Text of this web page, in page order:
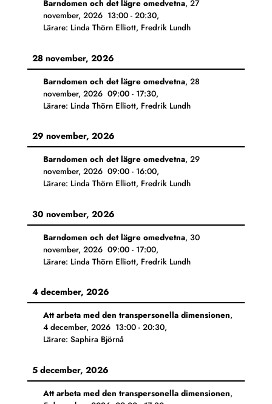
Barndomen och det lägre omedvetna, 27
november, 2026 13:00- 20:30,
Lärare: Linda Thörn Elliott, Fredrik Lundh
28 november, 2026
Barndomen och det lägre omedvetna, 28
november, 2026 09:00- 17:30,
Lärare: Linda Thörn Elliott, Fredrik Lundh
29 november, 2026
Barndomen och det lägre omedvetna, 29
november, 2026 09:00- 16:00,
Lärare: Linda Thörn Elliott, Fredrik Lundh
30 november, 2026
Barndomen och det lägre omedvetna, 30
november, 2026 09:00- 17:00,
Lärare: Linda Thörn Elliott, Fredrik Lundh
4 december, 2026
Att arbeta med den transpersonella dimensionen,
4 december, 2026 13:00- 20:30,
Lärare: Saphira Björnå
5 december, 2026
Att arbeta med den transpersonella dimensionen,